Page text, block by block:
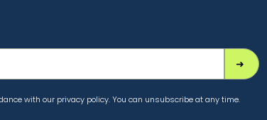
with our privacy policy. You can unsubscribe at any time.